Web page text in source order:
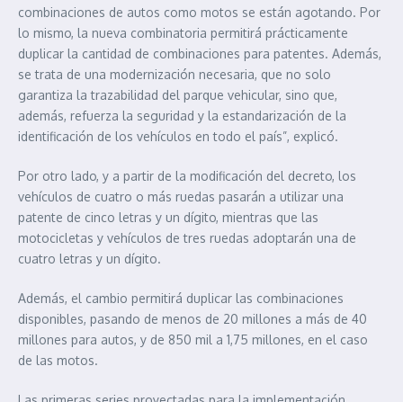
combinaciones de autos como motos se están agotando. Por
lo mismo, la nueva combinatoria permitirá prácticamente
duplicar la cantidad de combinaciones para patentes. Además,
se trata de una modernización necesaria, que no solo
garantiza la trazabilidad del parque vehicular, sino que,
además, refuerza la seguridad y la estandarización de la
identificación de los vehículos en todo el país”, explicó.
Por otro lado, y a partir de la modificación del decreto, los
vehículos de cuatro o más ruedas pasarán a utilizar una
patente de cinco letras y un dígito, mientras que las
motocicletas y vehículos de tres ruedas adoptarán una de
cuatro letras y un dígito.
Además, el cambio permitirá duplicar las combinaciones
disponibles, pasando de menos de 20 millones a más de 40
millones para autos, y de 850 mil a 1,75 millones, en el caso
de las motos.